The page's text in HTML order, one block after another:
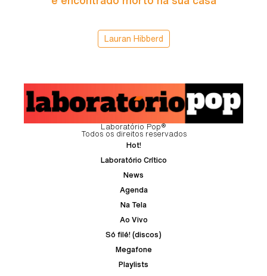
Lauran Hibberd
Laboratório Pop®
Todos os direitos reservados
Hot!
Laboratório Crítico
News
Agenda
Na Tela
Ao Vivo
Só filé! (discos)
Megafone
Playlists